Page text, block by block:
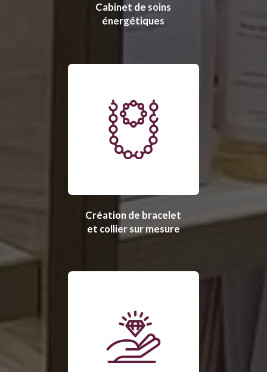
Cabinet de soins
énergétiques
Création de bracelet
et collier sur mesure